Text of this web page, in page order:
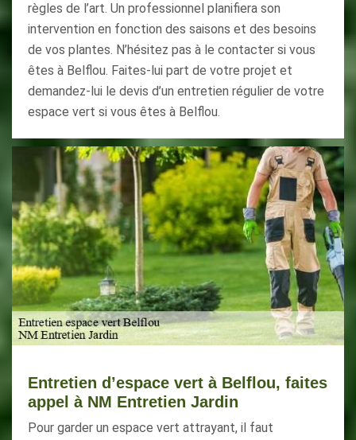
règles de l’art. Un professionnel planifiera son
intervention en fonction des saisons et des besoins
de vos plantes. N’hésitez pas à le contacter si vous
êtes à Belflou. Faites-lui part de votre projet et
demandez-lui le devis d’un entretien régulier de votre
espace vert si vous êtes à Belflou.
Entretien d’espace vert à Belflou, faites
appel à NM Entretien Jardin
Pour garder un espace vert attrayant, il faut